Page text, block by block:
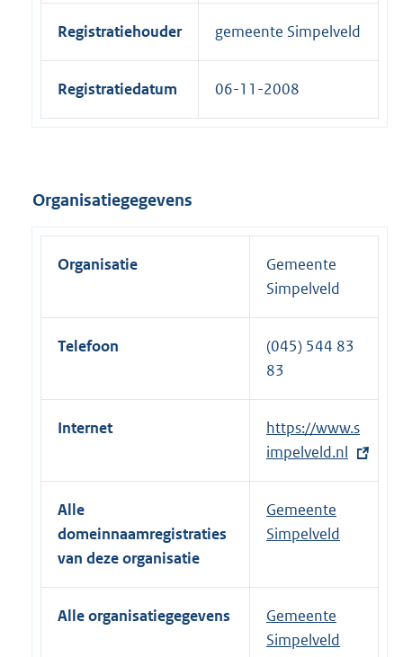
Registratiehouder gemeente Simpelveld
Registratiedatum 06-11-2008
Organisatiegegevens
Organisatie
Gemeente
Simpelveld
Telefoon
(045) 544 83
83
Internet
E
x
t
e
r
i
n
https://www.s
impelveld.nl
Alle
domeinnaamregistraties
van deze organisatie
Gemeente
Simpelveld
Alle organisatiegegevens
Gemeente
Simpelveld